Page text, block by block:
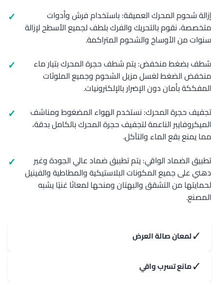
إزالة شحوم المحرك العميقة: باستخدام فرش وأدوات
متخصصة، نقوم بالتحريك والفرك بلطف لجميع الأسطح لإزالة
سنوات من الأوساخ والشحوم المتراكمة.
شطف بضغط منخفض: يتم شطف حجرة المحرك بتيار ماء
منخفض الضغط لغسل مزيل الشحوم وجميع الملوثات
المفككة بأمان دون الإضرار بالإلكترونيات.
تجفيف حجرة المحرك: نستخدم الهواء المضغوط ومناشف
الميكروفايبر الناعمة لتجفيف حجرة المحرك بالكامل بدقة،
مما يمنع بقع الماء والتآكل.
تطبيق الضماد الواقي: يتم تطبيق ضماد عالي الجودة وغير
دهني على جميع المكونات البلاستيكية والمطاطية والفينيل
لحمايتها من التشقق والبهتان ومنحها لمعانًا غنيًا يشبه
المصنع.
✓لمعان صالة العرض
✓مانع تسرب واقي